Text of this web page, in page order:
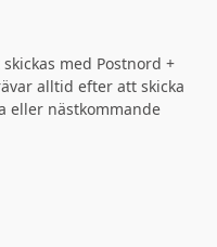
med Postnord +
alltid efter att skicka
eller nästkommande